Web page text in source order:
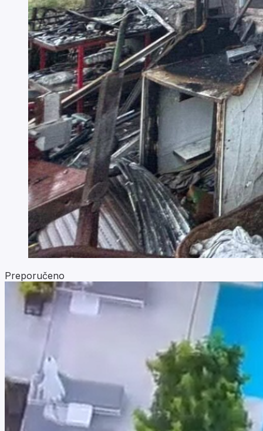
Preporučeno